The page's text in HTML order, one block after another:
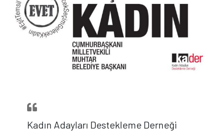
Kadın Adayları Destekleme Derneği